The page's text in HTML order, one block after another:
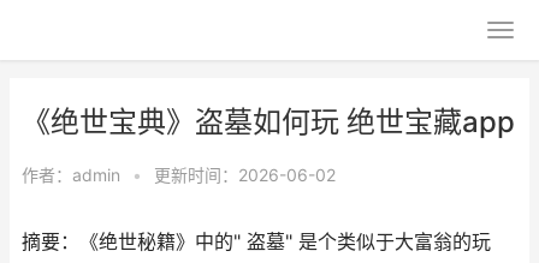
《绝世宝典》盗墓如何玩 绝世宝藏app
作者： admin • 更新时间：2026-06-02
摘要：《绝世秘籍》中的" 盗墓" 是个类似于大富翁的玩